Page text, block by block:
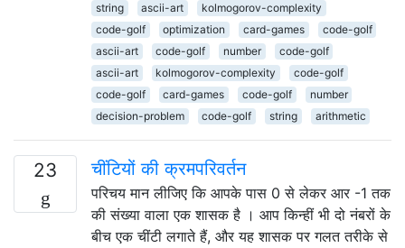
string
ascii-art
kolmogorov-complexity
code-golf
optimization card-games
code-golf
ascii-art
code-golf number
code-golf
ascii-art
kolmogorov-complexity
code-golf
code-golf
card-games code-golf
number
decision-problem
code-golf string arithmetic
23 चींटियों की क्रमपरिवर्तन
परिचय मान लीजिए कि आपके पास 0 से लेकर आर -1 तक
की संख्या वाला एक शासक है । आप किन्हीं भी दो नंबरों के
बीच एक चींटी लगाते हैं, और यह शासक पर गलत तरीके से